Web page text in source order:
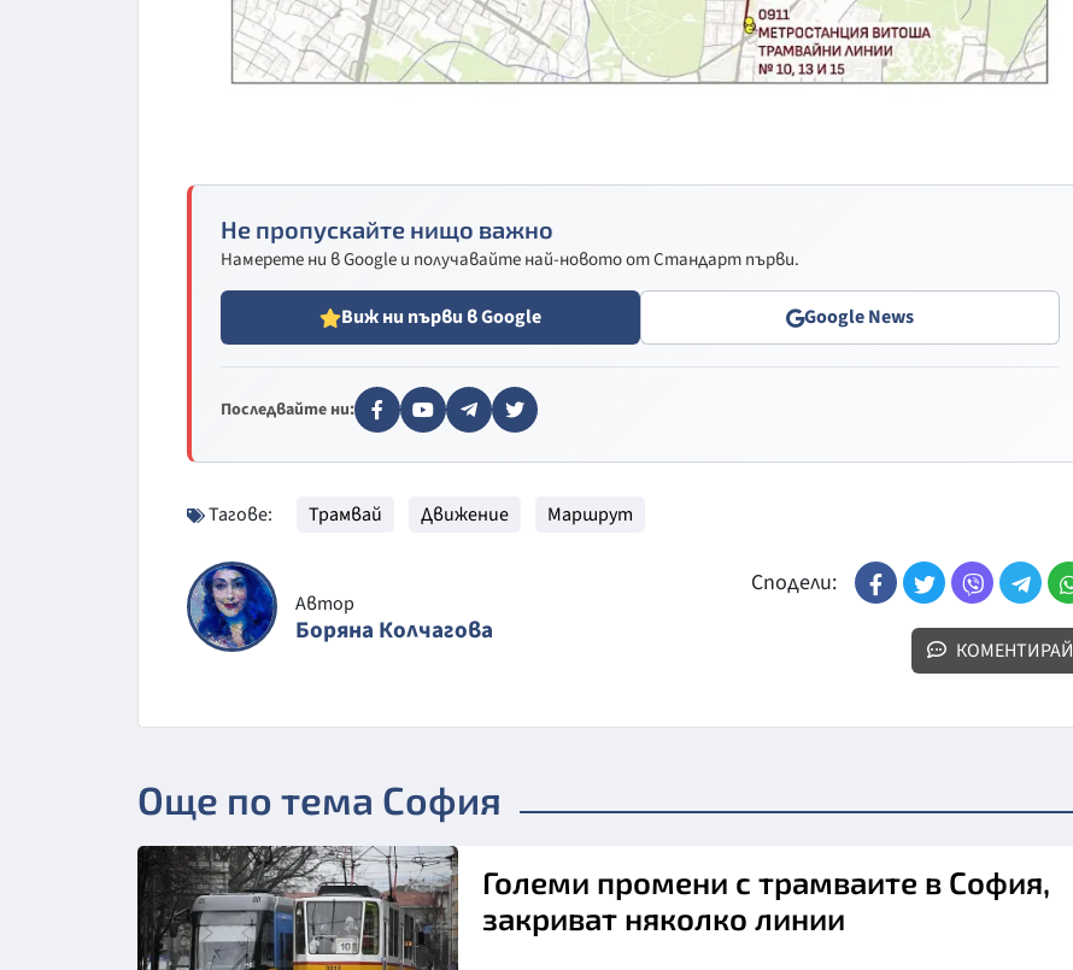
Не пропускайте нищо важно
Намерете ни в Google и получавайте най-новото от Стандарт първи.
Виж ни първи в Google Google News
Последвайте ни:
Тагове: Трамвай Движение Маршрут
Автор
Боряна Колчагова
Сподели:
КОМЕНТИРАЙ
Още по тема София
Големи промени с трамваите в София,
закриват няколко линии